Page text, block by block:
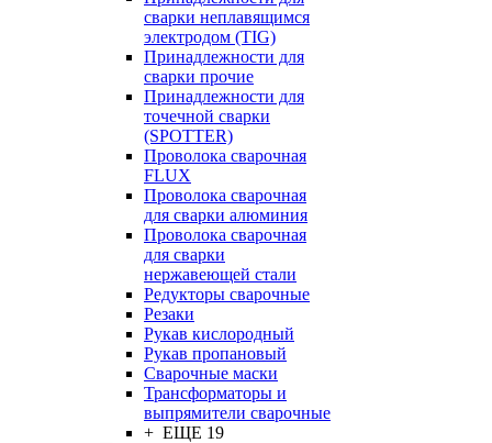
сварки неплавящимся
электродом (TIG)
Принадлежности для
сварки прочие
Принадлежности для
точечной сварки
(SPOTTER)
Проволока сварочная
FLUX
Проволока сварочная
для сварки алюминия
Проволока сварочная
для сварки
нержавеющей стали
Редукторы сварочные
Резаки
Рукав кислородный
Рукав пропановый
Сварочные маски
Трансформаторы и
выпрямители сварочные
+ ЕЩЕ 19